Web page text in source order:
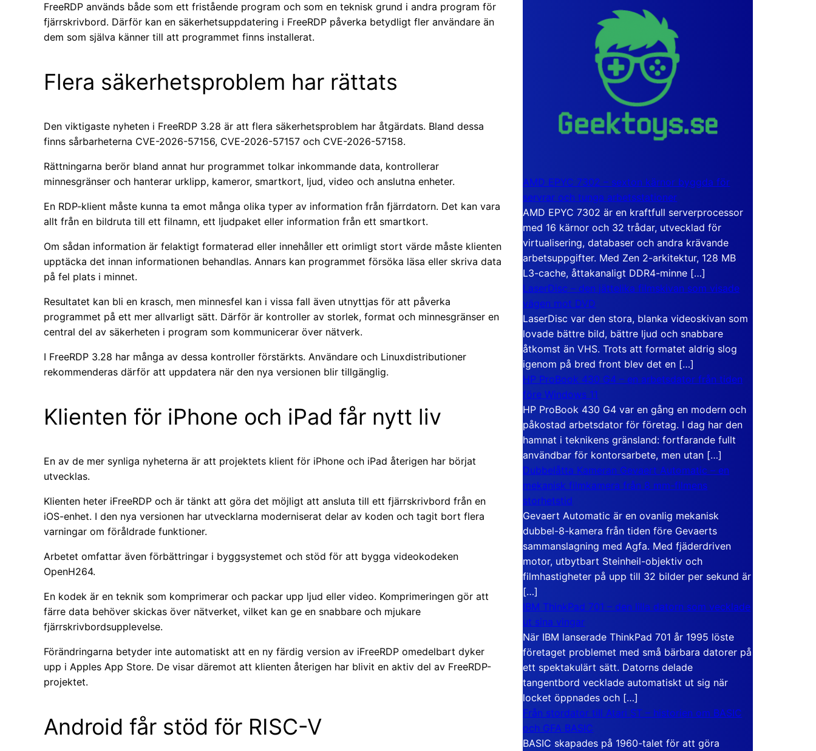
FreeRDP används både som ett fristående program och som en teknisk grund i andra program för
fjärrskrivbord. Därför kan en säkerhetsuppdatering i FreeRDP påverka betydligt fler användare än
dem som själva känner till att programmet finns installerat.
Flera säkerhetsproblem har rättats
Den viktigaste nyheten i FreeRDP 3.28 är att flera säkerhetsproblem har åtgärdats. Bland dessa
finns sårbarheterna CVE-2026-57156, CVE-2026-57157 och CVE-2026-57158.
Rättningarna berör bland annat hur programmet tolkar inkommande data, kontrollerar
minnesgränser och hanterar urklipp, kameror, smartkort, ljud, video och anslutna enheter.
En RDP-klient måste kunna ta emot många olika typer av information från fjärrdatorn. Det kan vara
allt från en bildruta till ett filnamn, ett ljudpaket eller information från ett smartkort.
Om sådan information är felaktigt formaterad eller innehåller ett orimligt stort värde måste klienten
upptäcka det innan informationen behandlas. Annars kan programmet försöka läsa eller skriva data
på fel plats i minnet.
Resultatet kan bli en krasch, men minnesfel kan i vissa fall även utnyttjas för att påverka
programmet på ett mer allvarligt sätt. Därför är kontroller av storlek, format och minnesgränser en
central del av säkerheten i program som kommunicerar över nätverk.
I FreeRDP 3.28 har många av dessa kontroller förstärkts. Användare och Linuxdistributioner
rekommenderas därför att uppdatera när den nya versionen blir tillgänglig.
Klienten för iPhone och iPad får nytt liv
En av de mer synliga nyheterna är att projektets klient för iPhone och iPad återigen har börjat
utvecklas.
Klienten heter iFreeRDP och är tänkt att göra det möjligt att ansluta till ett fjärrskrivbord från en
iOS-enhet. I den nya versionen har utvecklarna moderniserat delar av koden och tagit bort flera
varningar om föråldrade funktioner.
Arbetet omfattar även förbättringar i byggsystemet och stöd för att bygga videokodeken
OpenH264.
En kodek är en teknik som komprimerar och packar upp ljud eller video. Komprimeringen gör att
färre data behöver skickas över nätverket, vilket kan ge en snabbare och mjukare
fjärrskrivbordsupplevelse.
Förändringarna betyder inte automatiskt att en ny färdig version av iFreeRDP omedelbart dyker
upp i Apples App Store. De visar däremot att klienten återigen har blivit en aktiv del av FreeRDP-
projektet.
Android får stöd för RISC-V
AMD EPYC 7302 – sexton kärnor byggda för
servrar och tunga arbetsstationer
AMD EPYC 7302 är en kraftfull serverprocessor
med 16 kärnor och 32 trådar, utvecklad för
virtualisering, databaser och andra krävande
arbetsuppgifter. Med Zen 2-arkitektur, 128 MB
L3-cache, åttakanaligt DDR4-minne […]
LaserDisc – den jättelika filmskivan som visade
vägen mot DVD
LaserDisc var den stora, blanka videoskivan som
lovade bättre bild, bättre ljud och snabbare
åtkomst än VHS. Trots att formatet aldrig slog
igenom på bred front blev det en […]
HP ProBook 430 G4 – en arbetsdator från tiden
före Windows 11
HP ProBook 430 G4 var en gång en modern och
påkostad arbetsdator för företag. I dag har den
hamnat i teknikens gränsland: fortfarande fullt
användbar för kontorsarbete, men utan […]
Dubbelåtta Kameran Gevaert Automatic – en
mekanisk filmkamera från 8 mm-filmens
storhetstid
Gevaert Automatic är en ovanlig mekanisk
dubbel-8-kamera från tiden före Gevaerts
sammanslagning med Agfa. Med fjäderdriven
motor, utbytbart Steinheil-objektiv och
filmhastigheter på upp till 32 bilder per sekund är
[…]
IBM ThinkPad 701 – den lilla datorn som vecklade
ut sina vingar
När IBM lanserade ThinkPad 701 år 1995 löste
företaget problemet med små bärbara datorer på
ett spektakulärt sätt. Datorns delade
tangentbord vecklade automatiskt ut sig när
locket öppnades och […]
Från stordator till Atari ST – historien om BASIC
och GFA BASIC
BASIC skapades på 1960-talet för att göra